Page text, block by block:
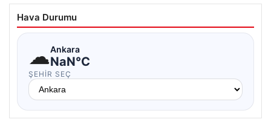
Hava Durumu
☁Ankara
NaN°C
ŞEHIR SEÇ